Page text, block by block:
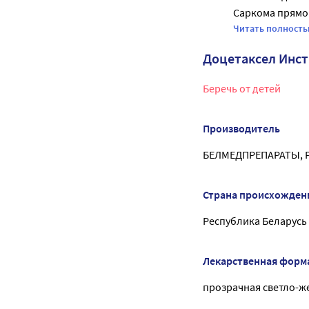
Саркома
Образовались
Состояние
Альфа
Читать
Доцетаксел
Беречь от детей
Производитель
БЕЛМЕДПРЕПАРАТЫ,
Страна
Республика Беларусь
Лекарственная
прозрачная светло-